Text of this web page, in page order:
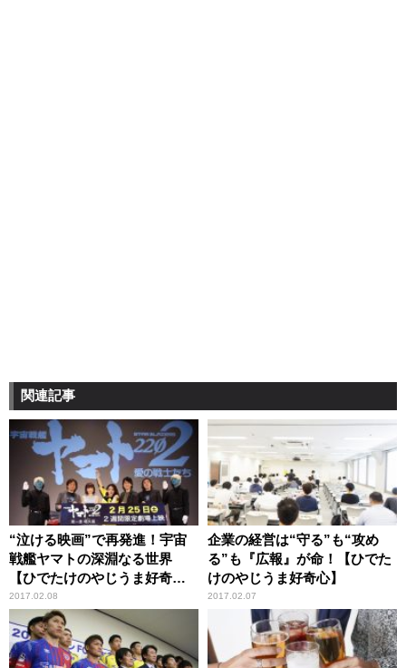
関連記事
“泣ける映画”で再発進！宇宙
戦艦ヤマトの深淵なる世界
【ひでたけのやじうま好奇
心】
2017.02.08
企業の経営は“守る”も“攻め
る”も『広報』が命！【ひでた
けのやじうま好奇心】
2017.02.07